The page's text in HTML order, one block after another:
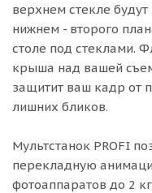
верхнем стекле
нижнем - второго
столе под стеклами.
крыша над вашей
защитит ваш кадр от
лишних бликов.
Мультстанок PROFI
перекладную
фотоаппаратов до 2